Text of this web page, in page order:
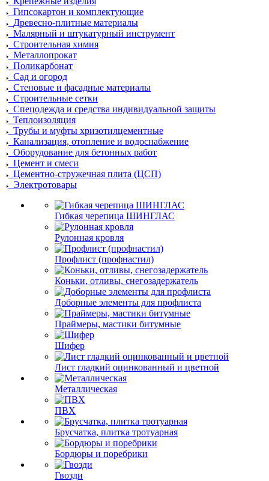
Гипсокартон и комплектующие
Древесно-плитные материалы
Малярный и штукатурный инструмент
Строительная химия
Металлопрокат
Поликарбонат
Сад и огород
Стеновые и фасадные материалы
Строительные сетки
Спецодежда и средства индивидуальной защиты
Теплоизоляция
Трубы и муфты хризотилцементные
Канализация, отопление и водоснабжение
Оборудование для бетонных работ
Цемент и смеси
Цементно-стружечная плита (ЦСП)
Электротовары
Гибкая черепица ШИНГЛАС
Рулонная кровля
Профлист (профнастил)
Коньки, отливы, снегозадержатель
Доборные элементы для профлиста
Праймеры, мастики битумные
Шифер
Лист гладкий оцинкованный и цветной
Металлическая
ПВХ
Брусчатка, плитка тротуарная
Бордюры и поребрики
Гвозди